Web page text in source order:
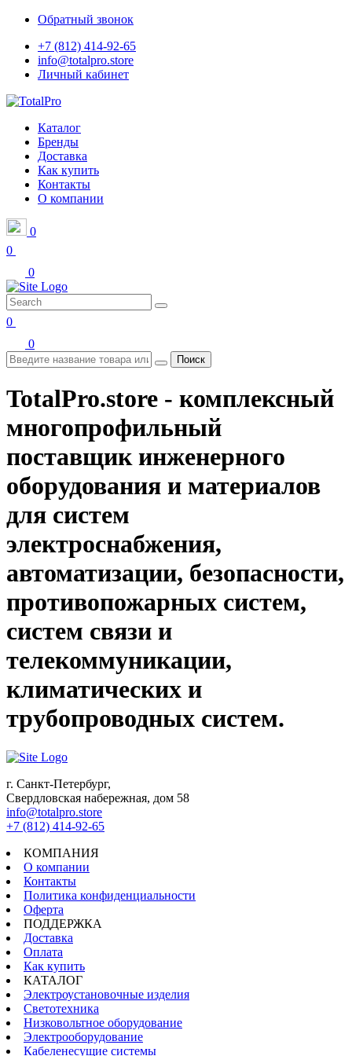
Обратный звонок
+7 (812) 414-92-65
info@totalpro.store
Личный кабинет
Каталог
Бренды
Доставка
Как купить
Контакты
О компании
0
0
0
0
0
Поиск
TotalPro.store - комплексный
многопрофильный
поставщик инженерного
оборудования и материалов
для систем
электроснабжения,
автоматизации, безопасности,
противопожарных систем,
систем связи и
телекоммуникации,
климатических и
трубопроводных систем.
г. Санкт-Петербург,
Свердловская набережная, дом 58
info@totalpro.store
+7 (812) 414-92-65
КОМПАНИЯ
О компании
Контакты
Политика конфиденциальности
Оферта
ПОДДЕРЖКА
Доставка
Оплата
Как купить
КАТАЛОГ
Электроустановочные изделия
Светотехника
Низковольтное оборудование
Электрооборудование
Кабеленесущие системы